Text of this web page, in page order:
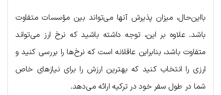
بااین‌حال، میزان پذیرش آنها می‌تواند بین مؤسسات متفاوت
باشد. علاوه بر این، توجه داشته باشید که نرخ ارز می‌تواند
متفاوت باشد، بنابراین عاقلانه است که نرخ‌ها را بررسی کنید و
ارزی را انتخاب کنید که بهترین ارزش را برای نیازهای خاص
شما در طول سفر خود در ترکیه ارائه می‌دهد.